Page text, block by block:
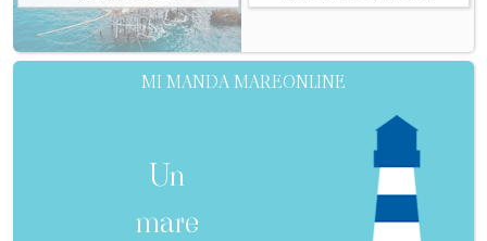
MI MANDA MAREONLINE
Un
mare